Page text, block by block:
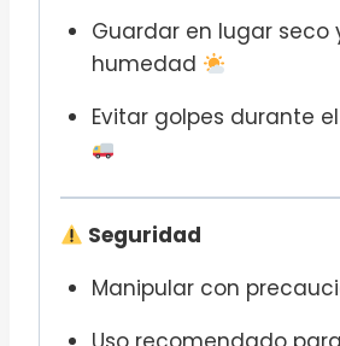
Guardar en lugar seco
humedad
Evitar golpes durante
Seguridad
Manipular con